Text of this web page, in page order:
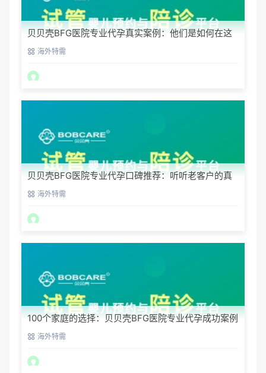
贝贝壳BFG医院专业代孕真实案例：他们是如何在这
里圆梦的
海外特需
贝贝壳BFG医院专业代孕口碑推荐：听听老客户的真
实评价
海外特需
100个家庭的选择：贝贝壳BFG医院专业代孕成功案例
分享海外特需